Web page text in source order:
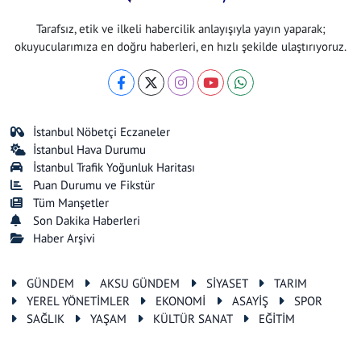
Tarafsız, etik ve ilkeli habercilik anlayışıyla yayın yaparak;
okuyucularımıza en doğru haberleri, en hızlı şekilde ulaştırıyoruz.
İstanbul Nöbetçi Eczaneler
İstanbul Hava Durumu
İstanbul Trafik Yoğunluk Haritası
Puan Durumu ve Fikstür
Tüm Manşetler
Son Dakika Haberleri
Haber Arşivi
GÜNDEM AKSU GÜNDEM SİYASET
TARIM
YEREL YÖNETİMLER
EKONOMİ ASAYİŞ
SPOR
SAĞLIK
YAŞAM KÜLTÜR SANAT EĞİTİM